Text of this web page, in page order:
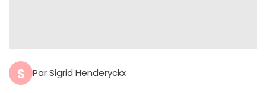
S Par Sigrid Henderyckx